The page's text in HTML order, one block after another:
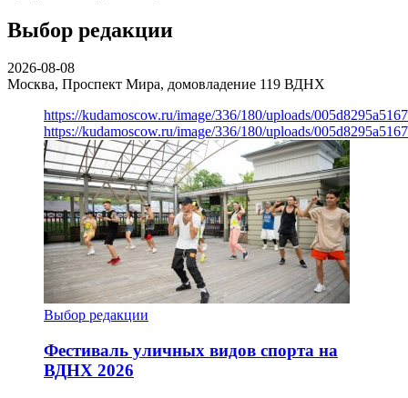
Выбор редакции
2026-08-08
Москва, Проспект Мира, домовладение 119 ВДНХ
https://kudamoscow.ru/image/336/180/uploads/
https://kudamoscow.ru/image/336/180/uploads/
Выбор редакции
Фестиваль уличных видов спорта на
ВДНХ 2026